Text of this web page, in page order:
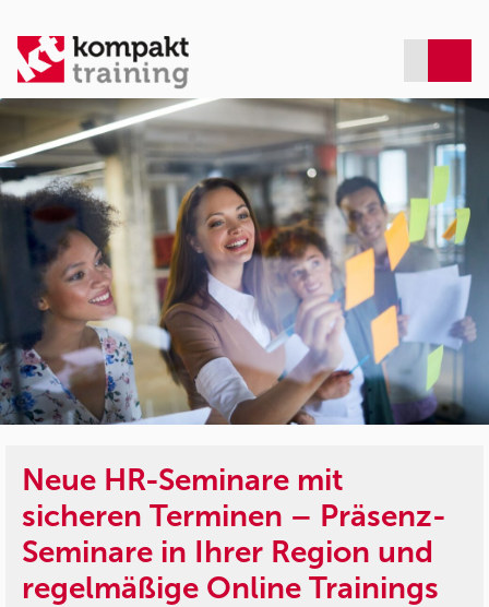
Neue HR-Seminare mit
sicheren Terminen – Präsenz-
Seminare in Ihrer Region und
regelmäßige Online Trainings